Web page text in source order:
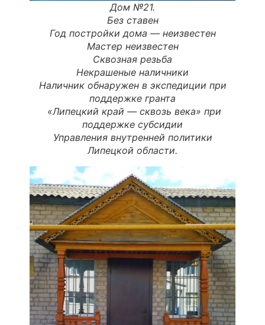
Дом №21.
Без ставен
Год постройки дома — неизвестен
Мастер неизвестен
Сквозная резьба
Некрашеные наличники
Наличник обнаружен в экспедиции при
поддержке гранта
«Липецкий край — сквозь века» при
поддержке субсидии
Управления внутренней политики
Липецкой области.